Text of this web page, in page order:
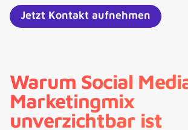
Jetzt Kontakt aufnehmen
Warum Social
Marketingmix
unverzichtbar ist